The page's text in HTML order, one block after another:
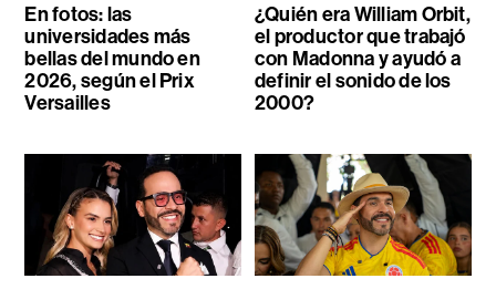
En fotos: las
universidades más
bellas del mundo en
2026, según el Prix
Versailles
¿Quién era William Orbit,
el productor que trabajó
con Madonna y ayudó a
definir el sonido de los
2000?